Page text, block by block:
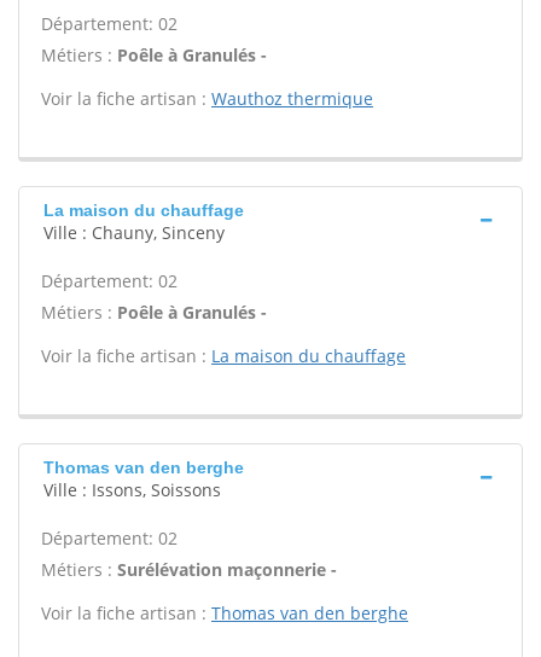
Département: 02
Métiers : Poêle à Granulés -
Voir la fiche artisan : Wauthoz thermique
La maison du chauffage
Ville : Chauny, Sinceny
Département: 02
Métiers : Poêle à Granulés -
Voir la fiche artisan : La maison du chauffage
Thomas van den berghe
Ville : Issons, Soissons
Département: 02
Métiers : Surélévation maçonnerie -
Voir la fiche artisan : Thomas van den berghe